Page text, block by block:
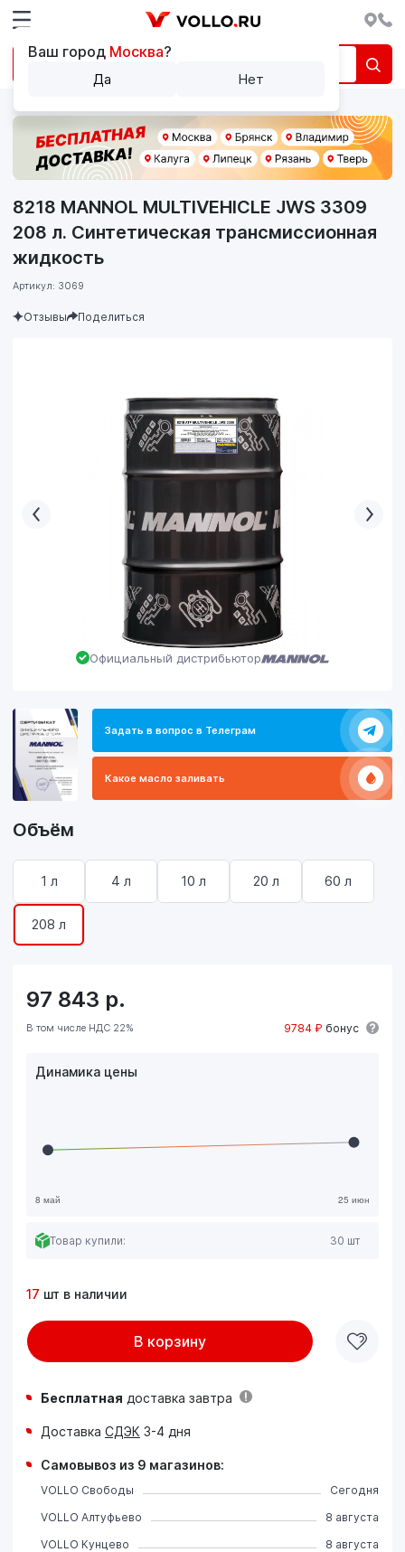
Официальный дистрибьютор
Задать в вопрос в Телеграм
Какое масло заливать
8218 MANNOL MULTIVEHICLE JWS 3309
208 л. Синтетическая трансмиссионная
жидкость
Артикул: 3069
Отзывы Поделиться
Объём
1 л 4 л 10 л 20 л 60 л
208 л
97 843 р.
В том числе НДС 22% 9784 ₽ бонус
Динамика цены
Товар купили: 30 шт
17 шт в наличии
В корзину
Бесплатная доставка завтра
Доставка СДЭК 3-4 дня
Самовывоз из 9 магазинов:
VOLLO Свободы
Сегодня
VOLLO Алтуфьево
8 августа
VOLLO Кунцево
8 августа
Ваш город Москва?
Да Нет